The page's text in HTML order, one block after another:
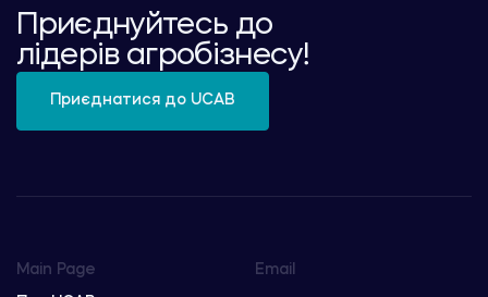
Приєднуйтесь до
лідерів агробізнесу!
Приєднатися до UCAB
Main Page Email